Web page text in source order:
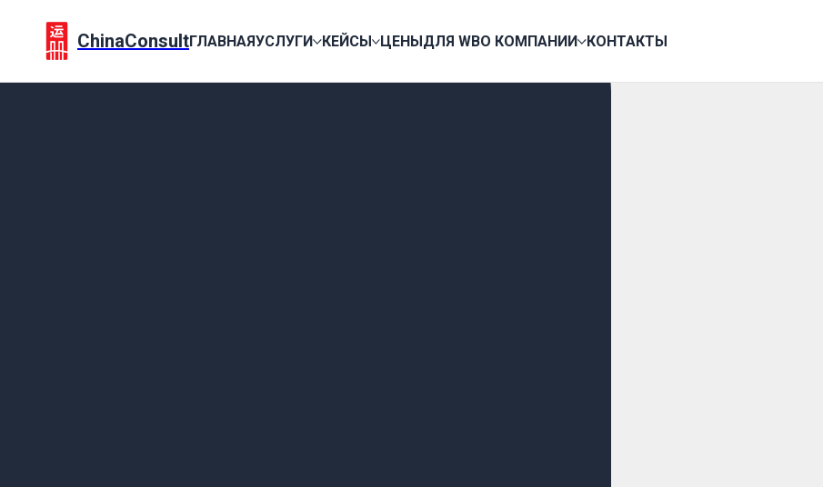
ChinaConsultГЛАВНАЯУСЛУГИ КЕЙСЫ ЦЕНЫДЛЯ WBО КОМПАНИИ КОНТАКТЫ